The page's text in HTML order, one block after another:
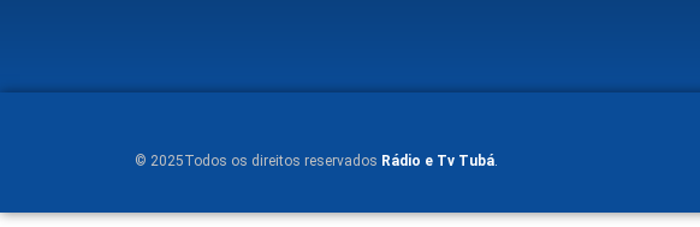
© 2025Todos os direitos reservados Rádio e Tv Tubá.